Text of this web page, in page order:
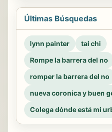
Últimas Búsquedas
lynn painter
tai chi
Rompe la barrera del no
romper la barrera del no
nueva coronica y buen
Colega dónde está mi